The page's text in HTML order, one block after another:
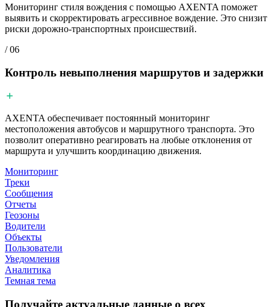
Мониторинг стиля вождения с помощью AXENTA поможет
выявить и скорректировать агрессивное вождение. Это снизит
риски дорожно-транспортных происшествий.
/ 06
Контроль невыполнения маршрутов и задержки
AXENTA обеспечивает постоянный мониторинг
местоположения автобусов и маршрутного транспорта. Это
позволит оперативно реагировать на любые отклонения от
маршрута и улучшить координацию движения.
Мониторинг
Треки
Сообщения
Отчеты
Геозоны
Водители
Объекты
Пользователи
Уведомления
Аналитика
Темная тема
Получайте актуальные данные о всех